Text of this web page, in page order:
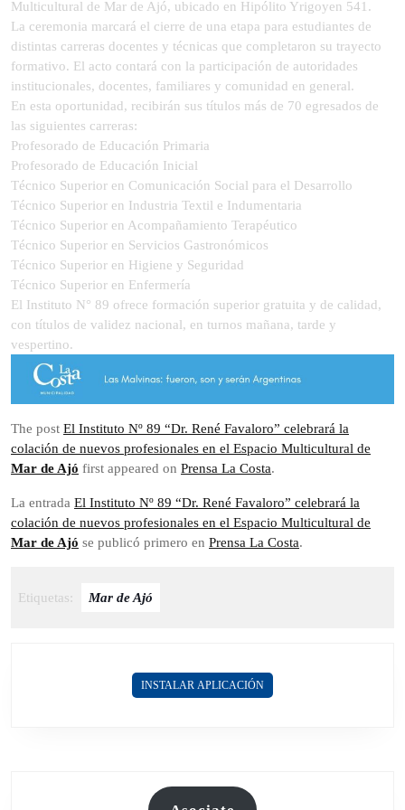
Multicultural de Mar de Ajó, ubicado en Hipólito Yrigoyen 541.
La ceremonia marcará el cierre de una etapa para estudiantes de
distintas carreras docentes y técnicas que completaron su trayecto
formativo. El acto contará con la participación de autoridades
institucionales, docentes, familiares y comunidad en general.
En esta oportunidad, recibirán sus títulos más de 70 egresados de
las siguientes carreras:
Profesorado de Educación Primaria
Profesorado de Educación Inicial
Técnico Superior en Comunicación Social para el Desarrollo
Técnico Superior en Industria Textil e Indumentaria
Técnico Superior en Acompañamiento Terapéutico
Técnico Superior en Servicios Gastronómicos
Técnico Superior en Higiene y Seguridad
Técnico Superior en Enfermería
El Instituto N° 89 ofrece formación superior gratuita y de calidad,
con títulos de validez nacional, en turnos mañana, tarde y
vespertino.
The post El Instituto Nº 89 “Dr. René Favaloro” celebrará la
colación de nuevos profesionales en el Espacio Multicultural de
Mar de Ajó first appeared on Prensa La Costa.
La entrada El Instituto Nº 89 “Dr. René Favaloro” celebrará la
colación de nuevos profesionales en el Espacio Multicultural de
Mar de Ajó se publicó primero en Prensa La Costa.
Etiquetas: Mar de Ajó
INSTALAR APLICACIÓN